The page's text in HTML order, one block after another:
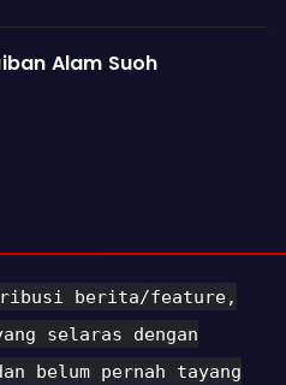
Alam Suoh
berita/feature,
selaras dengan
belum pernah tayang